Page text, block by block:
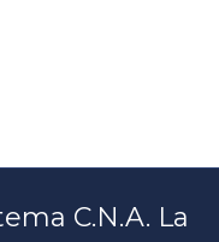
C.N.A. La